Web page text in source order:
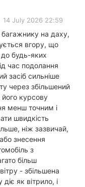
14 July 2026 22:59
багажнику на даху,
вгору, що
будь-яких
час подолання
засіб сильніше
через збільшений
курсову
менш точним і
швидкість
ніж зазвичай,
знесення
з
більш
- збільшена
як вітрило, і